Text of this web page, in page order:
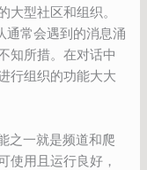
型社区和组织。
通常会遇到的消息涌
知所措。在对话中
行组织的功能大大
之一就是频道和爬
使用且运行良好，